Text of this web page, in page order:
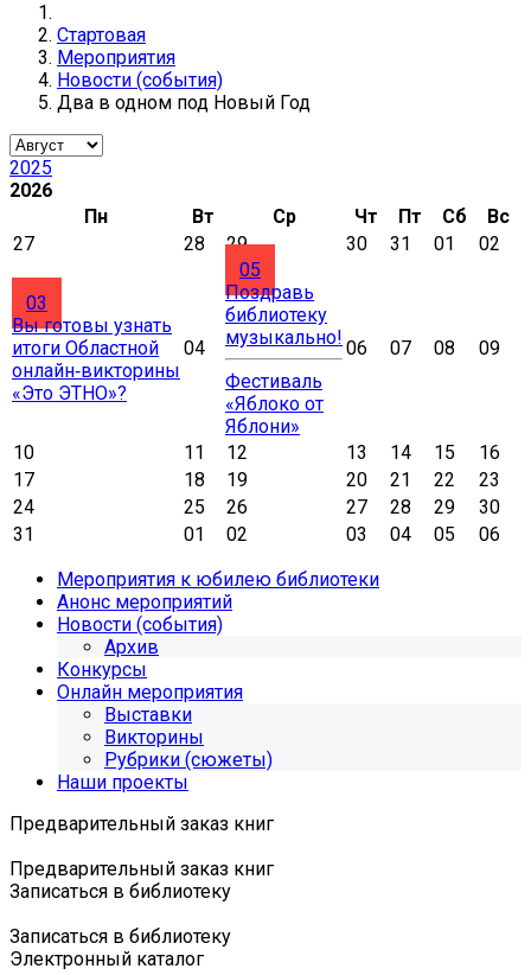
Стартовая
Мероприятия
Новости (события)
Два в одном под Новый Год
2025
2026
Пн
Вт Ср Чт Пт Сб
Вс
27
28 29 30 31 01 02
03
Вы готовы узнать
итоги Областной
онлайн‑викторины
«Это ЭТНО»?
04
05
Поздравь
библиотеку
музыкально!
Фестиваль
«Яблоко от
Яблони»
06 07 08 09
10 11 12 13 14 15
16
17
18 19 20 21 22
23
24
25 26 27 28 29
30
31
01 02 03 04 05
06
Мероприятия к юбилею библиотеки
Анонс мероприятий
Новости (события)
Архив
Конкурсы
Онлайн мероприятия
Выставки
Викторины
Рубрики (сюжеты)
Наши проекты
Предварительный заказ книг
Предварительный заказ книг
Записаться в библиотеку
Записаться в библиотеку
Электронный каталог